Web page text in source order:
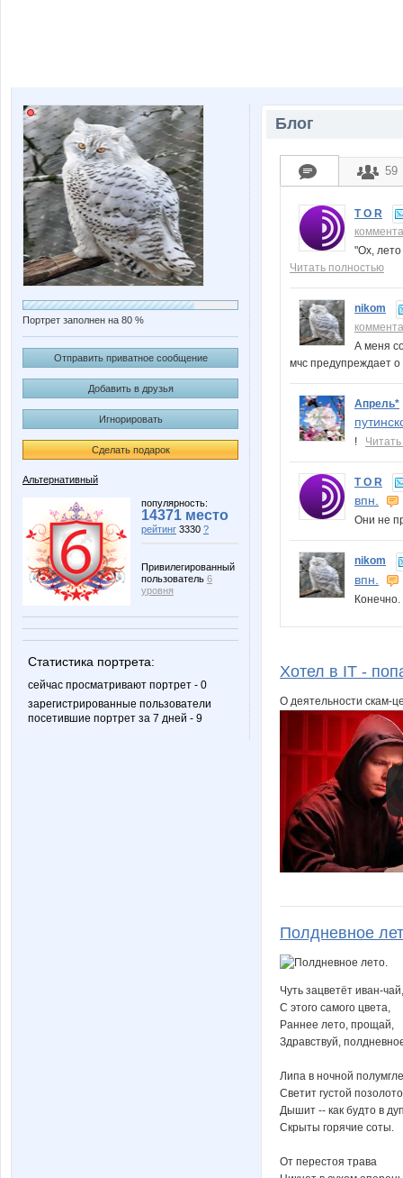
Портрет заполнен на 80 %
Отправить приватное сообщение
Добавить в друзья
Игнорировать
Сделать подарок
Альтернативный
популярность:
14371 место
рейтинг 3330 ?
Привилегированный
пользователь 6
уровня
Статистика портрета:
сейчас просматривают портрет - 0
зарегистрированные пользователи
посетившие портрет за 7 дней - 9
Блог
59
T O R
"Ох,
Читать полностью
nikom
А меня
мчс предупреждает
Апрель*
!
T O R
впн.
Они не
nikom
впн.
Хотел в IT -
О деятельности скам-
Полдневное
Чуть зацветёт иван-
С этого самого цвета,
Раннее лето, прощай,
Здравствуй,
Липа в ночной полумгле
Светит густой
Дышит -- как будто в
Скрыты горячие соты.
От перестоя трава